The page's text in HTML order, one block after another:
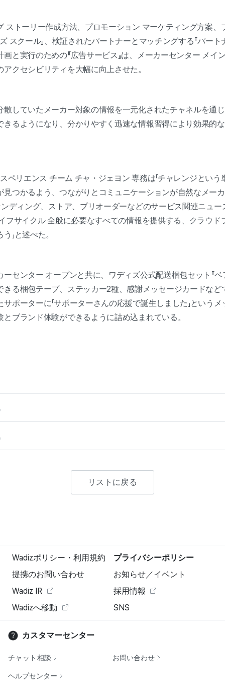
ストーリー作成方法、プロモーション マーケティング方案、
スクール』、検証されたパートナーとマッチングする『パート
と実行のための『広告サービス』は、メーカーセンター メイ
クセシビリティを大幅に向上させた。
散していたメーカー対象の情報を一元化されたチャネルを通
きるようになり、分かりやすく迅速な情報習得により効果的
ペリエンス チーム チャ・ジェヨン 専務は「チャレンジとい
見つかるよう、つながりとコミュニケーションが自然なメー
ンディング、ストア、プリオーダーなどのサービス関連ニュ
フサイクル 全般に必要なすべての情報を提供する、クラウド
」と述べた。
センター オープンと共に、ワディズ公式配送梱包セット『ベ
きる梱包テープ、ステッカー2種、感謝メッセージカードなど
ポーターに「サポーターさんの応援で誕生しました」という
ブランド体験ができるように詰め込まれている。
リストに戻る
Wadizポリシー・利用規約
プライバシーポリシー
提携のお問い合わせ
お知らせ／イベント
Wadiz IR
採用情報
Wadizへ移動
SNS
カスタマーセンター
チャット相談 お問い合わせ
ヘルプセンター